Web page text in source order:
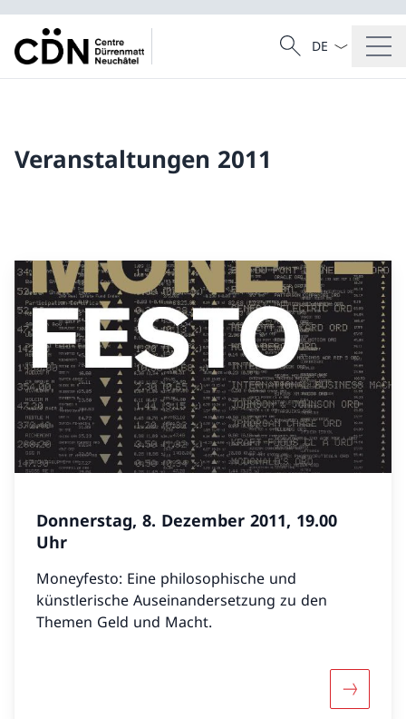
Suche
Suche
Sprach
Veranstaltungen 2011
Donnerstag, 8. Dezember 2011, 19.00
Uhr
Moneyfesto: Eine philosophische und
künstlerische Auseinandersetzung zu den
Themen Geld und Macht.
Mehr